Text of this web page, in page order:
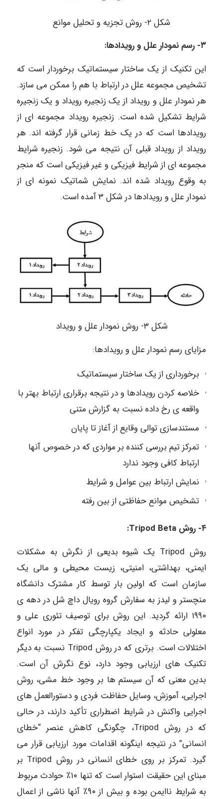
شکل ۲- روش تجزیه و تحلیل موانع
۳- رسم نمودار علل و رویدادها:
این تکنیک از یک ساختار سیستماتیک برخوردار است که
تشخیص مجموعه علل در ارتباط با هم را ممکن می سازد.
هر نمودار علل و رویداد از یک زنجیره رویداد و یک زنجیره
شرایط تشکیل شده است. زنجیره رویداد مجموعه ای از
رویدادها است که در یک خط زمانی قرار گرفته اند. هر
رویداد از رویداد قبلی آن نتیجه می شود. زنجیره شرایط
مجموعه ای از شرایط فیزیکی و غیر فیزیکی است که منجر
به وقوع رویداد شده اند. نمایش شماتیک نمونه ای از
نمودار علل و رویدادها در شکل ۳ آمده است.
شکل ۳- روش نمودار علل و رویداد
مزایای رسم نمودار علل و رویدادها:
برخورداری از یک ساختار سیستماتیک
خلاصه کردن رویدادها و در نتیجه برقراری ارتباط بهتر با
واقعه ی رخ داده نسبت به گزارش متنی
مستندسازی توالی وقایع از آغاز تا پایان
تمرکز تیم بررسی کننده بر مواردی که در خصوص آنها
ارتباط کافی وجود ندارد
نمایش ارتباط بین عوامل و شرایط
تشخیص موانع حفاظتی از بین رفته
۴- روش Tripod Beta:
روش Tripod یک شیوه بدیعی از نگرش به مشکلات
ایمنی، بهداشتی، امنیتی، زیست محیطی و مالی یک
سازمان است که اولین بار توسط کار مشترک دانشگاه
منچستر و لیدز به سفارش گروه رویال داچ شل در دهه ی
۱۹۹۰ ارائه گردید. این روش برای توصیف تئوری علی و
معلولی حادثه و ایجاد یکپارچگی تفکر در مورد انواع
اختلالات است. برتری که در روش Tripod نسبت به دیگر
تکنیک های ارزیابی وجود دارد، نوع نگرش آن است.
بدین معنی که آن سیستم ها بر وجود خط مشی، روش
اجرایی، آموزش، وسایل حفاظت فردی و دستورالعمل های
اجرایی واکنش در شرایط اضطراری تأکید دارند، در حالی
که در روش Tripod، چگونگی کاهش عنصر “خطای
انسانی” در نتیجه اینگونه اقدامات مورد ارزیابی قرار می
گیرد. تمرکز بر روی خطای انسانی در روش Tripod بر
مبنای این حقیقت استوار است که تنها ۱۰٪ حوادث مربوط
به شرایط ناایمن بوده و بیش از ۹۰٪ آنها ناشی از اعمال